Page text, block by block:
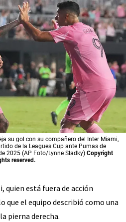
su gol con su compañero del Inter Miami,
de la Leagues Cup ante Pumas de
2025 (AP Foto/Lynne Sladky) Copyright
reserved.
quien está fuera de acción
que el equipo describió como una
pierna derecha.